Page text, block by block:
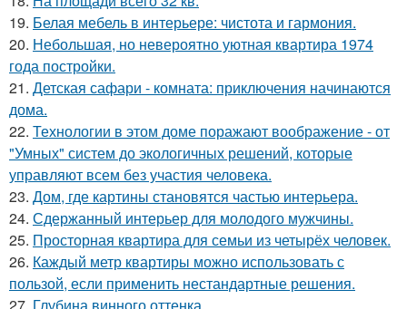
19. Белая мебель в интерьере: чистота и гармония.
20. Небольшая, но невероятно уютная квартира 1974
года постройки.
21. Детская сафари - комната: приключения начинаются
дома.
22. Технологии в этом доме поражают воображение - от
"Умных" систем до экологичных решений, которые
управляют всем без участия человека.
23. Дом, где картины становятся частью интерьера.
24. Сдержанный интерьер для молодого мужчины.
25. Просторная квартира для семьи из четырёх человек.
26. Каждый метр квартиры можно использовать с
пользой, если применить нестандартные решения.